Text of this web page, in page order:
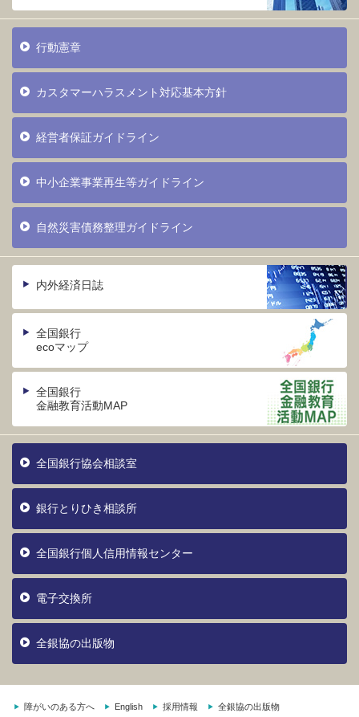
行動憲章
カスタマーハラスメント対応基本方針
経営者保証ガイドライン
中小企業事業再生等ガイドライン
自然災害債務整理ガイドライン
内外経済日誌
全国銀行
ecoマップ
全国銀行
金融教育活動MAP
全国銀行協会相談室
銀行とりひき相談所
全国銀行個人信用情報センター
電子交換所
全銀協の出版物
障がいのある方へ English 採用情報 全銀協の出版物